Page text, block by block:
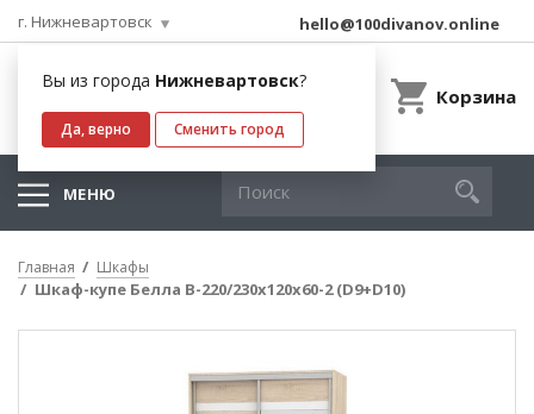
г. Нижневартовск
Вы из города Нижневартовск?
Да, верно Сменить город
hello@100divanov.online
Корзина
МЕНЮ
Главная Шкафы
Шкаф-купе Белла B-220/230х120х60-2 (D9+D10)